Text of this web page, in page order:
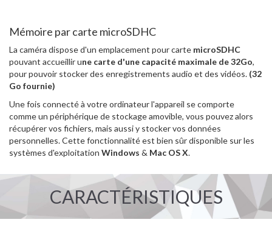
Mémoire par carte microSDHC
La caméra dispose d'un emplacement pour carte microSDHC
pouvant accueillir une carte d'une capacité maximale de 32Go,
pour pouvoir stocker des enregistrements audio et des vidéos. (32
Go fournie)
Une fois connecté à votre ordinateur l'appareil se comporte
comme un périphérique de stockage amovible, vous pouvez alors
récupérer vos fichiers, mais aussi y stocker vos données
personnelles. Cette fonctionnalité est bien sûr disponible sur les
systèmes d'exploitation Windows & Mac OS X.
CARACTÉRISTIQUES